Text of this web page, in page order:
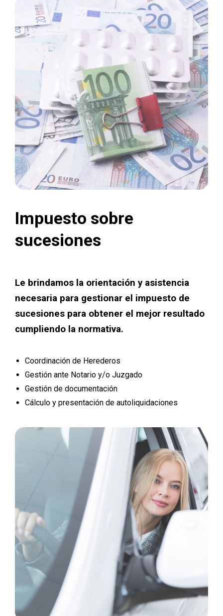
Impuesto sobre
sucesiones
Le brindamos la orientación y asistencia
necesaria para gestionar el impuesto de
sucesiones para obtener el mejor resultado
cumpliendo la normativa.
Coordinación de Herederos
Gestión ante Notario y/o Juzgado
Gestión de documentación
Cálculo y presentación de autoliquidaciones